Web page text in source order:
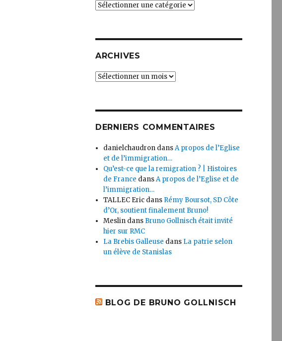
Catégories
ARCHIVES
Archives
DERNIERS COMMENTAIRES
danielchaudron dansA propos de l’Eglise
et de l’immigration…
Qu’est-ce que la remigration ? | Histoires
de France dansA propos de l’Eglise et de
l’immigration…
TALLEC Eric dans Rémy Boursot, SD Côte
d’Or, soutient finalement Bruno!
Meslin dans Bruno Gollnisch était invité
hier sur RMC
La Brebis Galleuse dans La patrie selon
un élève de Stanislas
BLOG DE BRUNO GOLLNISCH